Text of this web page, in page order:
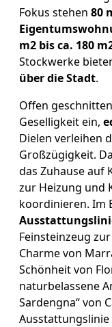
Fokus stehen 80
m2 bis ca. 180
Stockwerke
über die Stadt.
Offen
Geselligkeit ein,
Dielen verleihen
Großzügigkeit.
das Zuhause auf
zur Heizung und
koordinieren. Im
Feinsteinzeug
Charme von
Schönheit von
naturbelassene
Sardengna“ von